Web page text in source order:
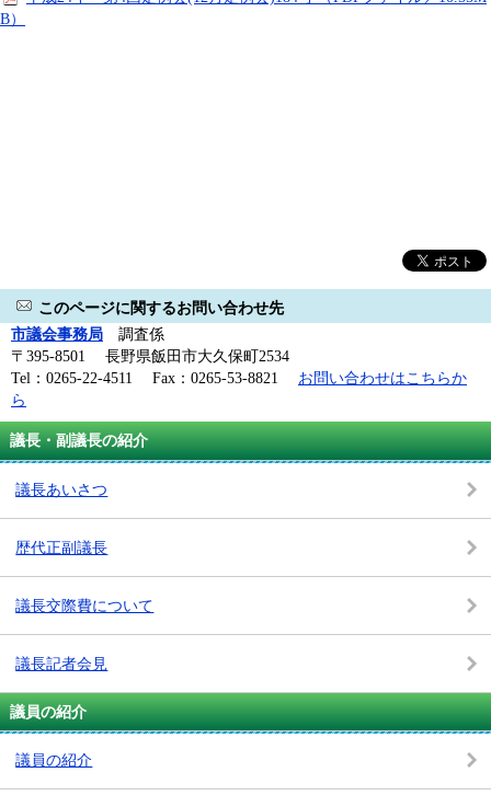
B）
このページに関するお問い合わせ先
市議会事務局 調査係
〒395-8501 長野県飯田市大久保町2534
Tel：0265-22-4511 Fax：0265-53-8821 お問い合わせはこちらか
ら
議長・副議長の紹介
議長あいさつ
歴代正副議長
議長交際費について
議長記者会見
議員の紹介
議員の紹介